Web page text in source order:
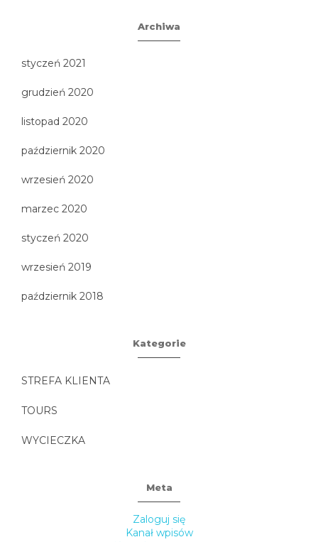
Archiwa
styczeń 2021
grudzień 2020
listopad 2020
październik 2020
wrzesień 2020
marzec 2020
styczeń 2020
wrzesień 2019
październik 2018
Kategorie
STREFA KLIENTA
TOURS
WYCIECZKA
Meta
Zaloguj się
Kanał wpisów